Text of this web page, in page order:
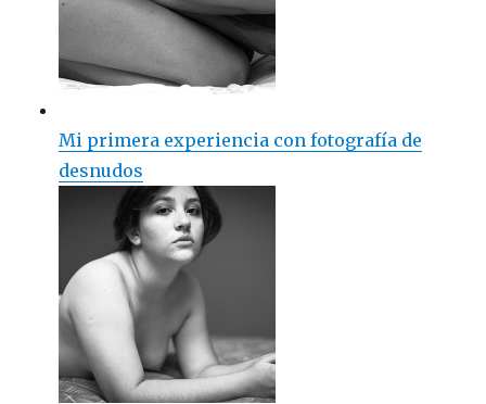
Mi primera experiencia con fotografía de
desnudos